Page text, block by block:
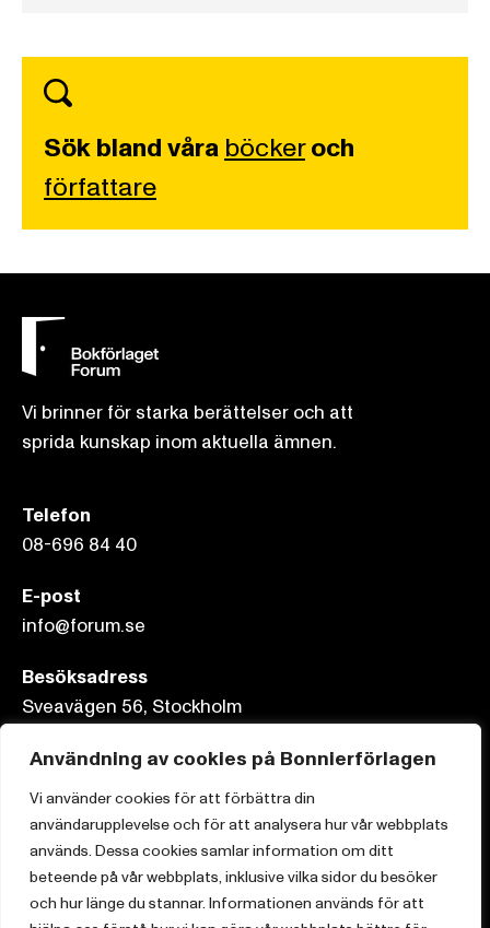
Användning av cookies på Bonnierförlagen
Vi använder cookies för att förbättra din
användarupplevelse och för att analysera hur vår webbplats
används. Dessa cookies samlar information om ditt
beteende på vår webbplats, inklusive vilka sidor du besöker
och hur länge du stannar. Informationen används för att
Sök bland våra böckeroch
författare
Vi brinner för starka berättelser och att
sprida kunskap inom aktuella ämnen.
Telefon
08-696 84 40
E-post
info@forum.se
Besöksadress
Sveavägen 56, Stockholm
Postadress
Box 3159, 103 63 Stockholm
Om Bonnierförlagen